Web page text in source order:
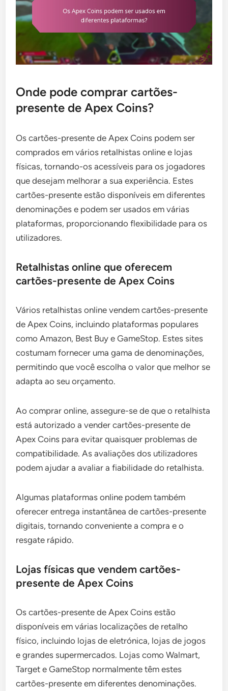
Onde pode comprar cartões-
presente de Apex Coins?
Os cartões-presente de Apex Coins podem ser
comprados em vários retalhistas online e lojas
físicas, tornando-os acessíveis para os jogadores
que desejam melhorar a sua experiência. Estes
cartões-presente estão disponíveis em diferentes
denominações e podem ser usados em várias
plataformas, proporcionando flexibilidade para os
utilizadores.
Retalhistas online que oferecem
cartões-presente de Apex Coins
Vários retalhistas online vendem cartões-presente
de Apex Coins, incluindo plataformas populares
como Amazon, Best Buy e GameStop. Estes sites
costumam fornecer uma gama de denominações,
permitindo que você escolha o valor que melhor se
adapta ao seu orçamento.
Ao comprar online, assegure-se de que o retalhista
está autorizado a vender cartões-presente de
Apex Coins para evitar quaisquer problemas de
compatibilidade. As avaliações dos utilizadores
podem ajudar a avaliar a fiabilidade do retalhista.
Algumas plataformas online podem também
oferecer entrega instantânea de cartões-presente
digitais, tornando conveniente a compra e o
resgate rápido.
Lojas físicas que vendem cartões-
presente de Apex Coins
Os cartões-presente de Apex Coins estão
disponíveis em várias localizações de retalho
físico, incluindo lojas de eletrónica, lojas de jogos
e grandes supermercados. Lojas como Walmart,
Target e GameStop normalmente têm estes
cartões-presente em diferentes denominações.